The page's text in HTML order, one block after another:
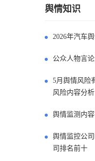
舆情知识
2026年汽车
公众人物言
5月舆情风险
风险内容分析
舆情监测内
舆情监控公
司排名前十